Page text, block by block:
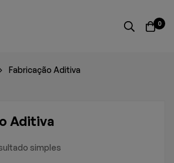
0
Fabricação Aditiva
Aditiva
simples